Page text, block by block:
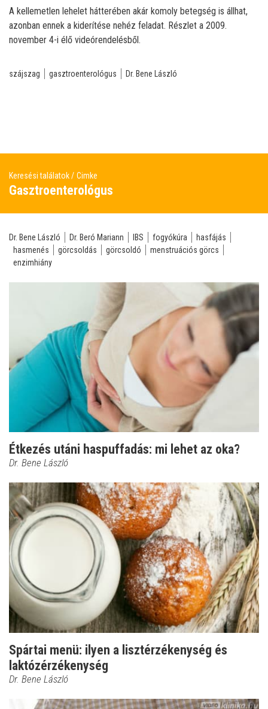
A kellemetlen lehelet hátterében akár komoly betegség is állhat,
azonban ennek a kiderítése nehéz feladat. Részlet a 2009.
november 4-i élő videórendelésből.
szájszag gasztroenterológus Dr. Bene László
Keresési találatok Cimke
Gasztroenterológus
Dr. Bene László Dr. Beró Mariann IBS fogyókúra
hasfájás
hasmenés
görcsoldás görcsoldó
menstruációs görcs
enzimhiány
Étkezés utáni haspuffadás: mi lehet az oka?
Dr. Bene László
Spártai menü: ilyen a lisztérzékenység és
laktózérzékenység
Dr. Bene László